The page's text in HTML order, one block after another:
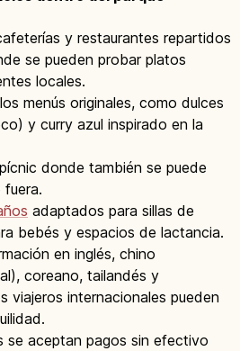
y restaurantes repartidos
se pueden probar platos
locales.
menús originales, como dulces
y curry azul inspirado en la
donde también se puede
adaptados para sillas de
bebés y espacios de lactancia.
en inglés, chino
coreano, tailandés y
viajeros internacionales pueden
se aceptan pagos sin efectivo